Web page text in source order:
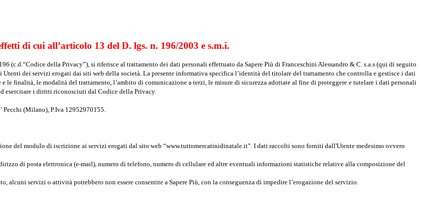
di cui all’articolo 13 del D. lgs. n. 196/2003 e s.m.i.
(c.d.“Codice della Privacy”), si riferisce al trattamento dei dati personali effettuato da Sapere Più di Franceschini Alessandro & C. s.a.s (qui di seguito
dei servizi erogati dai siti web della società. La presente informativa specifica l’identità del titolare del trattamento che controlla e gestisce i dati
finalità, le modalità del trattamento, l’ambito di comunicazione a terzi, le misure di sicurezza adottate al fine di proteggere e tutelare i dati personali
esercitare i diritti riconosciuti dal Codice della Privacy.
Pecchi (Milano), P.Iva 12952970155.
del modulo di iscrizione ai servizi erogati dal sito web “www.tuttomercatinidinatale.it”. I dati raccolti sono forniti dall'Utente medesimo ovvero
di posta elettronica (e-mail), numero di telefono, numero di cellulare ed altre eventuali informazioni statistiche relative alla composizione del
servizi o attività potrebbero non essere consentite a Sapere Più, con la conseguenza di impedire l’erogazione del servizio.